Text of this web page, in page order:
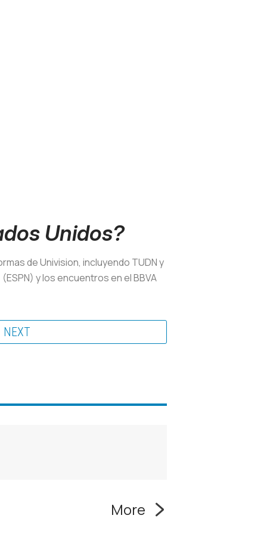
Unidos?
de Univision, incluyendo TUDN y
y los encuentros en el BBVA
NEXT
More